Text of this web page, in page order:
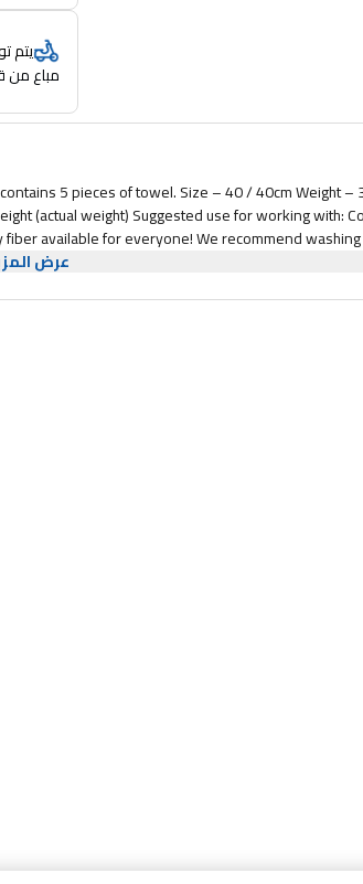
يتم
مباع من
(actual weight) Suggested use for working with:
عرض